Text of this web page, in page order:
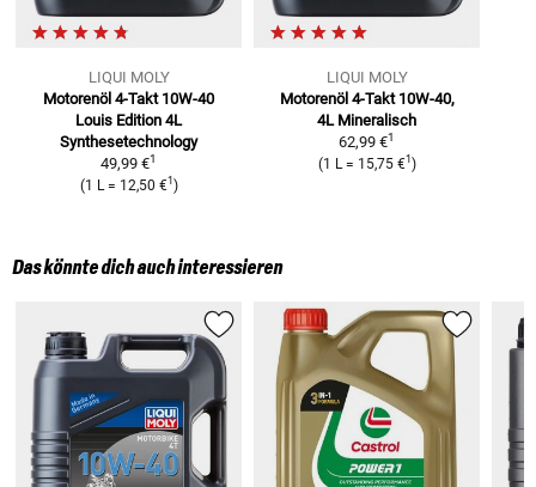
LIQUI MOLY
Motorenöl 4-Takt 10W-40
Louis Edition 4L
Synthesetechnology
49,99 €1
(1 L = 12,50 €1 )
LIQUI MOLY
Motorenöl 4-Takt 10W-40,
4L Mineralisch
62,99 €1
(1 L = 15,75 €1 )
Das könnte dich auch interessieren